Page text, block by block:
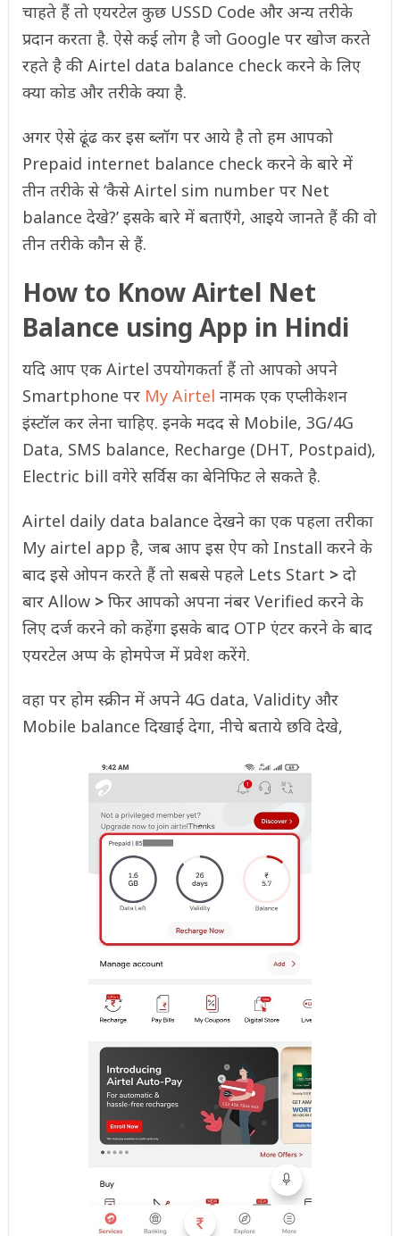
चाहते हैं तो एयरटेल कुछ USSD Code और अन्य तरीके
प्रदान करता है. ऐसे कई लोग है जो Google पर खोज करते
रहते है की Airtel data balance check करने के लिए
क्या कोड और तरीके क्या है.
अगर ऐसे ढूंढ कर इस ब्लॉग पर आये है तो हम आपको
Prepaid internet balance check करने के बारे में
तीन तरीके से ‘कैसे Airtel sim number पर Net
balance देखे?’ इसके बारे में बताएँगे, आइये जानते हैं की वो
तीन तरीके कौन से हैं.
How to Know Airtel Net
Balance using App in Hindi
यदि आप एक Airtel उपयोगकर्ता हैं तो आपको अपने
Smartphone पर My Airtel नामक एक एप्लीकेशन
इंस्टॉल कर लेना चाहिए. इनके मदद से Mobile, 3G/4G
Data, SMS balance, Recharge (DHT, Postpaid),
Electric bill वगेरे सर्विस का बेनिफिट ले सकते है.
Airtel daily data balance देखने का एक पहला तरीका
My airtel app है, जब आप इस ऐप को Install करने के
बाद इसे ओपन करते हैं तो सबसे पहले Lets Start >दो
बार Allow >फिर आपको अपना नंबर Verified करने के
लिए दर्ज करने को कहेंगा इसके बाद OTP एंटर करने के बाद
एयरटेल अप्प के होमपेज में प्रवेश करेंगे.
वहा पर होम स्क्रीन में अपने 4G data, Validity और
Mobile balance दिखाई देगा, नीचे बताये छवि देखे,